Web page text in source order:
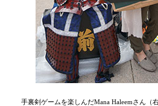
手裏剣ゲームを楽しんだMana Haleemさん（